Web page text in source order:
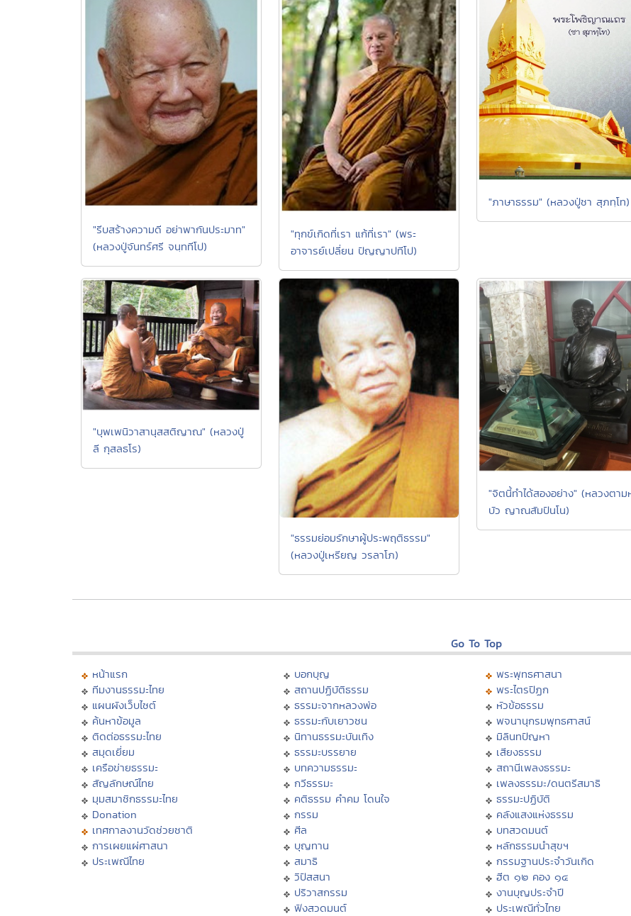
"รีบสร้างความดี อย่าพากันประมาท"
(หลวงปู่จันทร์ศรี จนฺททีโป)
"ทุกข์เกิดที่เรา แก้ที่เรา" (พระ
อาจารย์เปลี่ยน ปัญญาปทีโป)
"ภาษาธรรม" (หลวงปู่ชา สุภทฺโท)
"บุพเพนิวาสานุสสติญาณ" (หลวงปู่
ลี กุสลธโร)
"ธรรมย่อมรักษาผู้ประพฤติธรรม"
(หลวงปู่เหรียญ วรลาโภ)
"จิตนี้ทำได้สองอย่าง" (หลวงตาม
บัว ญาณสัมปันโน)
Go To Top
หน้าแรก
ทีมงานธรรมะไทย
แผนผังเว็บไซต์
ค้นหาข้อมูล
ติดต่อธรรมะไทย
สมุดเยี่ยม
เครือข่ายธรรมะ
สัญลักษณ์ไทย
มุมสมาชิกธรรมะไทย
Donation
เทศกาลงานวัดช่วยชาติ
การเผยแผ่ศาสนา
ประเพณีไทย
บอกบุญ
สถานปฏิบัติธรรม
ธรรมะจากหลวงพ่อ
ธรรมะกับเยาวชน
นิทานธรรมะบันเทิง
ธรรมะบรรยาย
บทความธรรมะ
กวีธรรมะ
คติธรรม คำคม โดนใจ
กรรม
ศีล
บุญทาน
สมาธิ
วิปัสสนา
ปริวาสกรรม
ฟังสวดมนต์
พระพุทธศาสนา
พระไตรปิฏก
หัวข้อธรรม
พจนานุกรมพุทธศาสน์
มิลินทปัญหา
เสียงธรรม
สถานีเพลงธรรมะ
เพลงธรรมะ/ดนตรีสมาธิ
ธรรมะปฏิบัติ
คลังแสงแห่งธรรม
บทสวดมนต์
หลักธรรมนำสุขฯ
กรรมฐานประจำวันเกิด
ฮีต ๑๒ คอง ๑๔
งานบุญประจำปี
ประเพณีทั่วไทย